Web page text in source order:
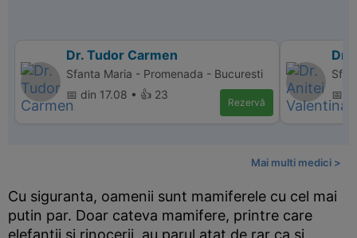
Dr. Tudor Carmen
Sfanta Maria - Promenada - Bucuresti
📅 din 17.08 • 👍 23
Rezervă
Dr.
📅
Mai multi medici >
Cu siguranta, oamenii sunt mamiferele cu cel mai
putin par. Doar cateva mamifere, printre care
elefantii si rinocerii, au parul atat de rar ca si